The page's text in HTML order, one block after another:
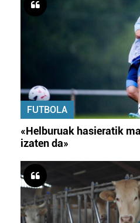
FUTBOLA
«Helburuak hasieratik
izaten da»